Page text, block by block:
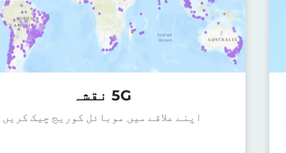
5G نقشہ
اپنے علاقے میں موبائل کوریج چیک کریں